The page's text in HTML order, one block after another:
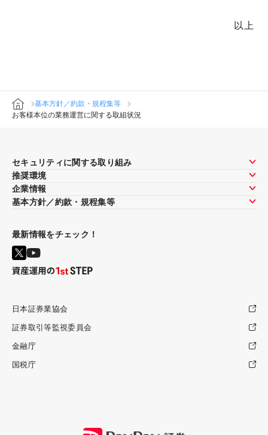
以上
基本方針／約款・規程集等
お客様本位の業務運営に関する取組状況
セキュリティに関する取り組み
推奨環境
企業情報
基本方針／約款・規程集等
最新情報をチェック！
日本証券業協会
証券取引等監視委員会
金融庁
国税庁